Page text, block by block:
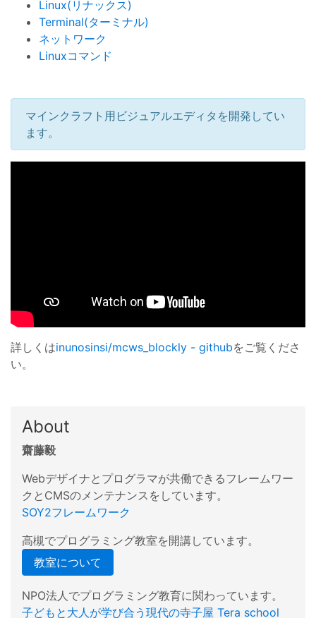
Linux(リナックス)
Terminal(ターミナル)
ネットワーク
Linuxコマンド
マインクラフト用ビジュアルエディタを開発してい
ます。
詳しくはinunosinsi/mcws_blockly - githubをご覧くださ
い。
About
齋藤毅
Webデザイナとプログラマが共働できるフレームワー
クとCMSのメンテナンスをしています。
SOY2フレームワーク
高槻でプログラミング教室を開講しています。
教室について
NPO法人でプログラミング教育に関わっています。
子どもと大人が学び合う現代の寺子屋 Tera school